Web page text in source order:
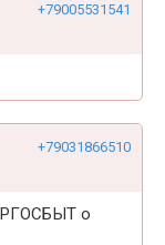
+79005531541
+79031866510
о